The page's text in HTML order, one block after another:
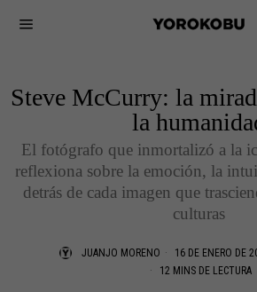
Steve McCurry: la
la
El fotógrafo que inmortalizó a la
reflexiona sobre la emoción, la
detrás de cada imagen que
culturas
JUANJO MORENO 16 DE ENERO DE
12 MINS DE LECTURA